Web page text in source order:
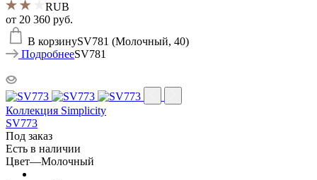
RUB
от 20 360 руб.
В корзинуSV781 (Молочный, 40)
ПодробнееSV781
Коллекция Simplicity
SV773
Под заказ
Есть в наличии
Цвет—Молочный